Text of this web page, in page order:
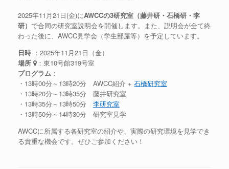
2025年11月21日(金)にAWCCの3研究室（藤井研・石橋研・李
研） で合同の研究室説明会を開催します。また、説明会が全て終
わった後に、AWCC見学会（学生部屋等）を予定しています。
日時 ：2025年11月21日（金）
場所
：東10号館319号室
プログラム ：
・13時00分～13時20分 AWCC紹介 + 石橋研究室
・13時20分～13時35分 藤井研究室
・13時35分～13時50分 李研究室
・13時50分～14時30分 研究室見学
AWCCに所属する各研究室の紹介や、実際の研究環境を見学でき
る貴重な機会です。ぜひご参加ください！